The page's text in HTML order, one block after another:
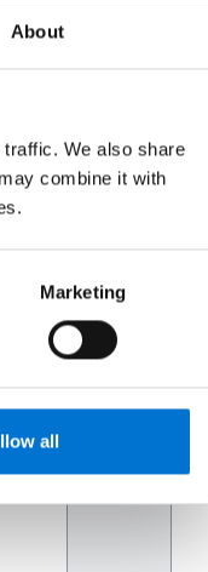
About
We also share
combine it with
Marketing
all
a gran escala como
sus propios equipos.